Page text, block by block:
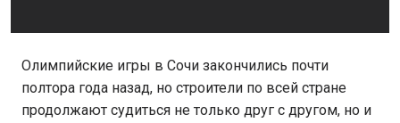
Олимпийские игры в Сочи закончились почти
полтора года назад, но строители по всей стране
продолжают судиться не только друг с другом, но и